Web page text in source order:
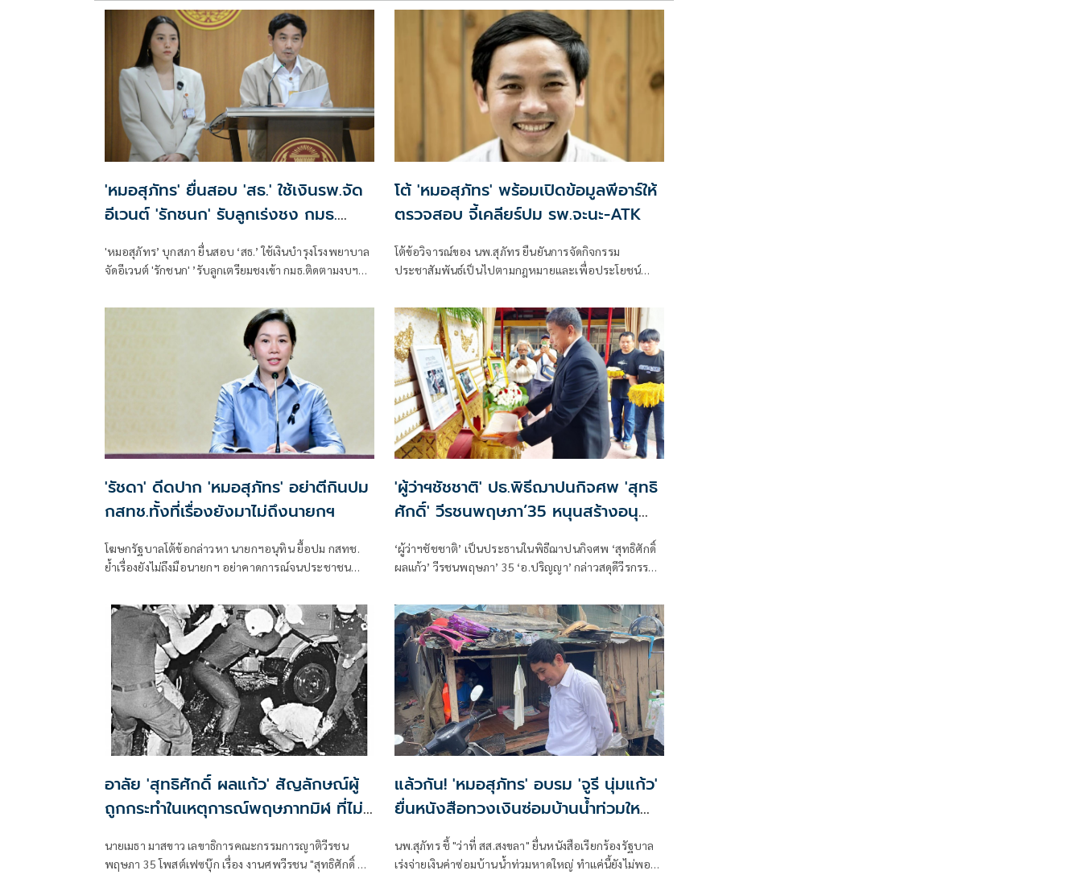
'หมอสุภัทร' ยื่นสอบ 'สธ.' ใช้เงินรพ.จัด
อีเวนต์ 'รักชนก' รับลูกเร่งชง กมธ.
'หมอสุภัทร’ บุกสภา ยื่นสอบ ‘สธ.’ ใช้เงินบำรุงโรงพยาบาล
จัดอีเวนต์ 'รักชนก' ’รับลูกเตรียมชงเข้า กมธ.ติดตามงบฯ
โต้ 'หมอสุภัทร' พร้อมเปิดข้อมูลพีอาร์ให้
ตรวจสอบ จี้เคลียร์ปม รพ.จะนะ-ATK
โต้ข้อวิจารณ์ของ นพ.สุภัทร ยืนยันการจัดกิจกรรม
ประชาสัมพันธ์เป็นไปตามกฎหมายและเพื่อประโยชน์
โปร่งใส พร้อมตั้งข้อสังเกตว่าการเคลื่อนไหวอาจถูกมองว่า
มีนัยทางการเมือง และเรียกร้องให้ชี้แจงข้อสงสัยเกี่ยวกับ
การบริหารโรงพยาบาลจะนะและการจัดซื้อชุดตรวจ ATK
'รัชดา' ดีดปาก 'หมอสุภัทร' อย่าตีกินปม
กสทช.ทั้งที่เรื่องยังมาไม่ถึงนายกฯ
โฆษกรัฐบาลโต้ข้อกล่าวหา นายกฯอนุทิน ยื้อปม กสทช.
ย้ำเรื่องยังไม่ถึงมือนายกฯ อย่าคาดการณ์จนประชาชน
'ผู้ว่าฯชัชชาติ' ปธ.พิธีฌาปนกิจศพ 'สุทธิ
ศักดิ์' วีรชนพฤษภา’35 หนุนสร้างอนุ
สรณ์สถานฯให้แล้วเเสร็จ
‘ผู้ว่าฯชัชชาติ’ เป็นประธานในพิธีฌาปนกิจศพ ‘สุทธิศักดิ์
ผลแก้ว’ วีรชนพฤษภา’ 35 ‘อ.ปริญญา’ กล่าวสดุดีวีรกรรมที่
จนถูกทำร้ายพิการตลอดชีวิต เป็นภาพจำของเหตุการณ์
พฤษภาฯที่ต่อสู้เพื่อประชาธิปไตย และจะอยู่ในใจของทุก
คน ขอบคุณผู้ว่าฯชัชชาติ รับปากจะสนับสนุนการจัดสร้าง
อนุสรณ์สถานวีรชนฯให้แล้วเสร็จ หวังได้เปิดงาน 17 พ.ค.
2570 ร่วมกัน
อาลัย 'สุทธิศักดิ์ ผลแก้ว' สัญลักษณ์ผู้
ถูกกระทำในเหตุการณ์พฤษภาทมิฬ ที่ไม่
นายเมธา มาสขาว เลขาธิการคณะกรรมการญาติวีรชน
พฤษภา 35 โพสต์เฟซบุ๊ก เรื่อง งานศพวีรชน "สุทธิศักดิ์ ผล
แล้วกัน! 'หมอสุภัทร' อบรม 'จูรี นุ่มแก้ว'
ยื่นหนังสือทวงเงินซ่อมบ้านน้ำท่วมใหญ่
ทำแค่นี้ยังไม่พอ!
นพ.สุภัทร ชี้ "ว่าที่ สส.สงขลา" ยื่นหนังสือเรียกร้องรัฐบาล
เร่งจ่ายเงินค่าซ่อมบ้านน้ำท่วมหาดใหญ่ ทำแค่นี้ยังไม่พอ